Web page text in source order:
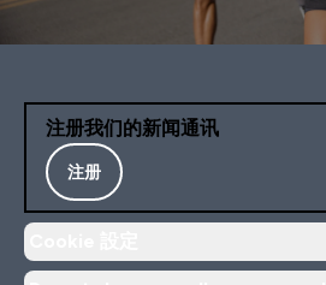
注册我们的新闻通讯
注册